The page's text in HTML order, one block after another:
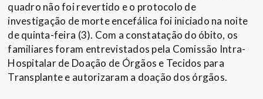
quadro não foi revertido e o protocolo de
investigação de morte encefálica foi iniciado na noite
de quinta-feira (3). Com a constatação do óbito, os
familiares foram entrevistados pela Comissão Intra-
Hospitalar de Doação de Órgãos e Tecidos para
Transplante e autorizaram a doação dos órgãos.